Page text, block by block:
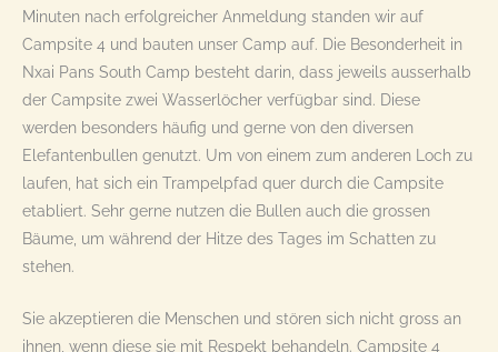
Minuten nach erfolgreicher Anmeldung standen wir auf
Campsite 4 und bauten unser Camp auf. Die Besonderheit in
Nxai Pans South Camp besteht darin, dass jeweils ausserhalb
der Campsite zwei Wasserlöcher verfügbar sind. Diese
werden besonders häufig und gerne von den diversen
Elefantenbullen genutzt. Um von einem zum anderen Loch zu
laufen, hat sich ein Trampelpfad quer durch die Campsite
etabliert. Sehr gerne nutzen die Bullen auch die grossen
Bäume, um während der Hitze des Tages im Schatten zu
stehen.
Sie akzeptieren die Menschen und stören sich nicht gross an
ihnen, wenn diese sie mit Respekt behandeln. Campsite 4